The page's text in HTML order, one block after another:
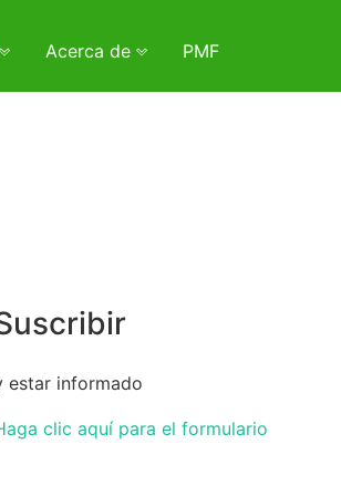
Acerca de PMF
estar informado
clic aquí para el formulario